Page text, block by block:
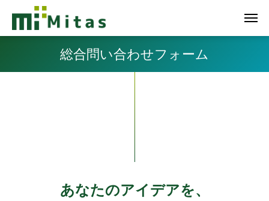
総合問い合わせフォーム
あなたのアイデアを、